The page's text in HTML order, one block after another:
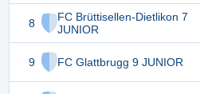
8
FC Brüttisellen-Dietlikon 7
JUNIOR
9 FC Glattbrugg 9 JUNIOR